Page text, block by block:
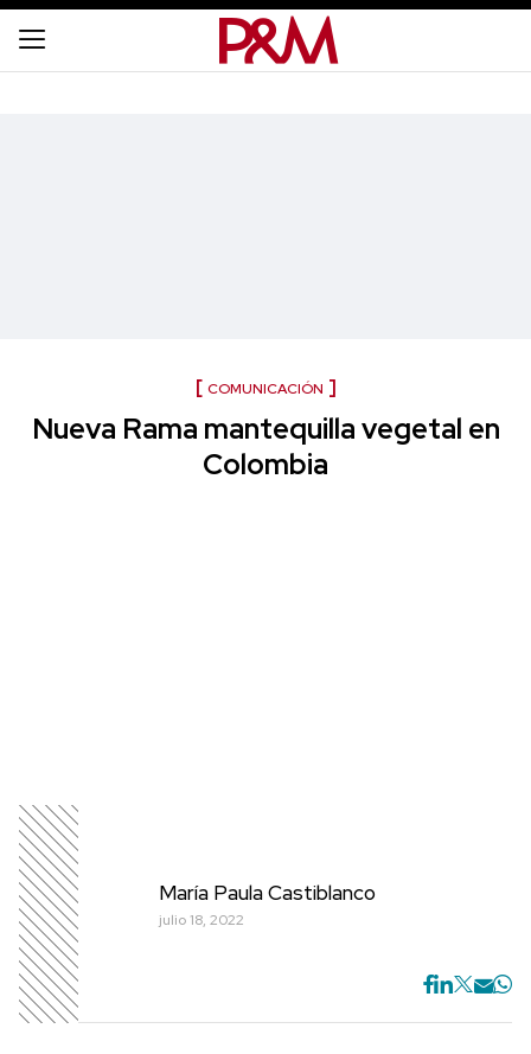
COMUNICACIÓN
Nueva Rama mantequilla vegetal en
Colombia
María Paula Castiblanco
julio 18, 2022